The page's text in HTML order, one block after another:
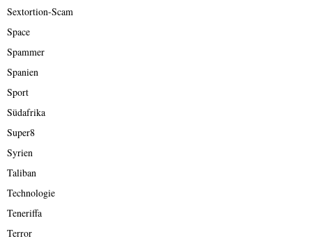
Sextortion-Scam
Space
Spammer
Spanien
Sport
Südafrika
Super8
Syrien
Taliban
Technologie
Teneriffa
Terror